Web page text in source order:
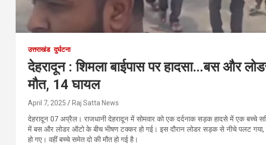
उत्तराखंड दुर्घटना
देहरादून : शिमला बाईपास पर हादसा…बस और
मौत, 14 घायल
April 7, 2025 Raj Satta News
देहरादून 07 अप्रैल। राजधानी देहरादून में सोमवार को एक दर्दनाक सड़क हादसे में एक बच्चे
में बस और लोडर ऑटो के बीच भीषण टक्कर हो गई। इस दौरान लोडर सड़क से नीचे पलट
हो गए। वहीं बच्चे समेत दो की मौत हो गई है।